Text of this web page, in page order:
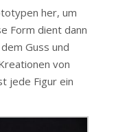
her, um
Form dient dann
Guss und
von
jede Figur ein